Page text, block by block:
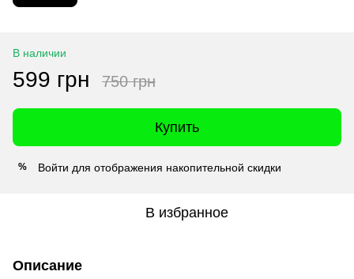
В наличии
599 грн 750 грн
Купить
% Войти для отображения накопительной скидки
В избранное
Описание